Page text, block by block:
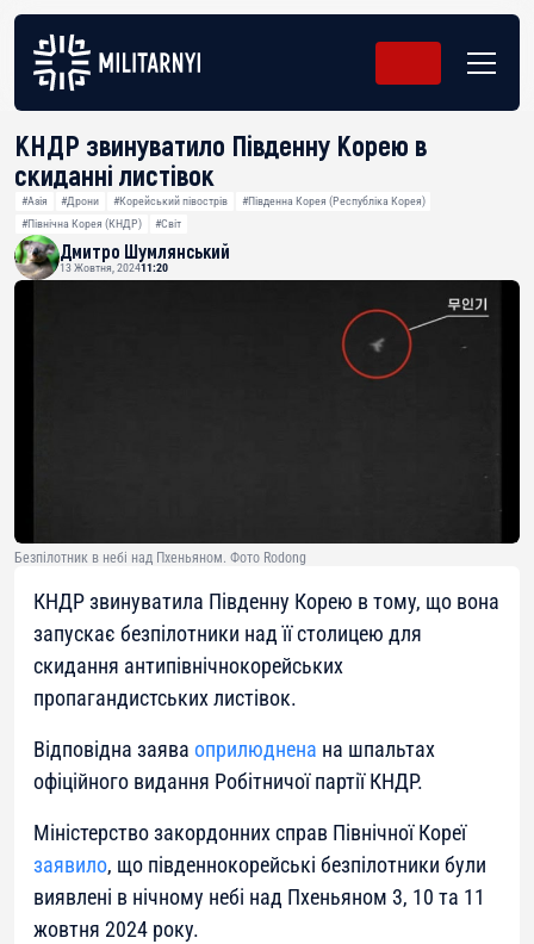
КНДР звинуватило Південну Корею в
скиданні листівок
#Азія #Дрони #Корейський півострів
#Південна Корея (Республіка Корея)
#Північна Корея (КНДР)
#Світ
Дмитро Шумлянський
13 Жовтня, 202411:20
Безпілотник в небі над Пхеньяном. Фото Rodong
КНДР звинуватила Південну Корею в тому, що вона
запускає безпілотники над її столицею для
скидання антипівнічнокорейських
пропагандистських листівок.
Відповідна заява оприлюднена на шпальтах
офіційного видання Робітничої партії КНДР.
Міністерство закордонних справ Північної Кореї
заявило, що південнокорейські безпілотники були
виявлені в нічному небі над Пхеньяном 3, 10 та 11
жовтня 2024 року.